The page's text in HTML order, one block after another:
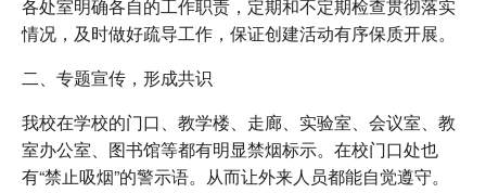
各处室明确各自的工作职责，定期和不定期检查贯彻落实
情况，及时做好疏导工作，保证创建活动有序保质开展。
二、专题宣传，形成共识
我校在学校的门口、教学楼、走廊、实验室、会议室、教
室办公室、图书馆等都有明显禁烟标示。在校门口处也
有“禁止吸烟”的警示语。从而让外来人员都能自觉遵守。